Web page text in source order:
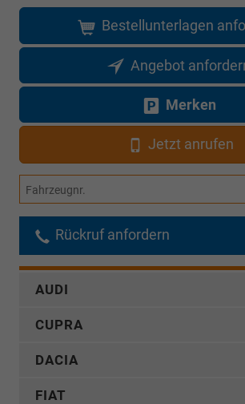
Bestellunterlagen
Angebot
Merken
Jetzt anrufen
Fahrzeugnr.
Rückruf anfordern
AUDI
CUPRA
DACIA
FIAT